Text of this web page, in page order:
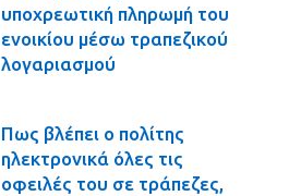
υποχρεωτική πληρωμή του
ενοικίου μέσω τραπεζικού
λογαριασμού
Πως βλέπει ο πολίτης
ηλεκτρονικά όλες τις
οφειλές του σε τράπεζες,